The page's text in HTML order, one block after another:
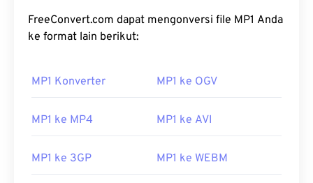
FreeConvert.com dapat mengonversi file MP1 Anda
ke format lain berikut:
MP1 Konverter MP1 ke OGV
MP1 ke MP4 MP1 ke AVI
MP1 ke 3GP MP1 ke WEBM